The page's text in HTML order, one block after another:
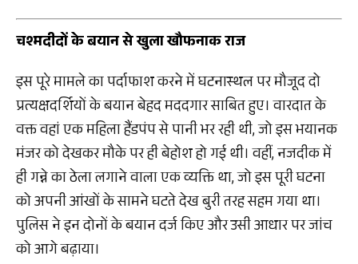
चश्मदीदों के बयान से खुला खौफनाक राज
इस पूरे मामले का पर्दाफाश करने में घटनास्थल पर मौजूद दो
प्रत्यक्षदर्शियों के बयान बेहद मददगार साबित हुए। वारदात के
वक्त वहां एक महिला हैंडपंप से पानी भर रही थी, जो इस भयानक
मंजर को देखकर मौके पर ही बेहोश हो गई थी। वहीं, नजदीक में
ही गन्ने का ठेला लगाने वाला एक व्यक्ति था, जो इस पूरी घटना
को अपनी आंखों के सामने घटते देख बुरी तरह सहम गया था।
पुलिस ने इन दोनों के बयान दर्ज किए और उसी आधार पर जांच
को आगे बढ़ाया।